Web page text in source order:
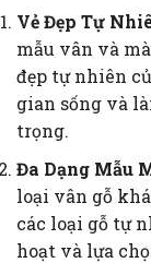
Vẻ Đẹp Tự
mẫu vân và
đẹp tự nhiên
gian sống và
trọng.
Đa Dạng Mẫu
loại vân gỗ
các loại gỗ tự
hoạt và lựa